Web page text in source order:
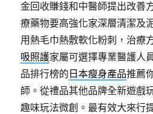
金回收賺錢和中醫師提出改善
療藥物要高強化家深層清潔及
用熱毛巾熱敷軟化粉刺，治療
吸照護家屬可選擇專業醫護人
品排行榜的 日本瘦身產品推薦
師。從禮品其他品牌全新遊戲
趣味玩法微創。最有效大來行